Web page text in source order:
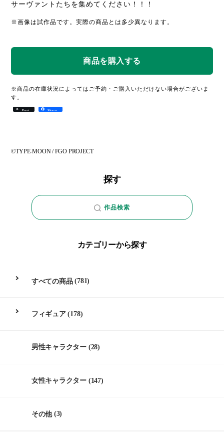
サーヴァントたちを集めてください！！！
※画像は試作品です。実際の商品とは多少異なります。
※商品の在庫状況によってはご予約・ご購入いただけない場合がございま
す。
Post Share
©TYPE-MOON / FGO PROJECT
探す
作品検索
カテゴリーから探す
すべての商品(781)
フィギュア(178)
男性キャラクター (28)
女性キャラクター (147)
その他(3)